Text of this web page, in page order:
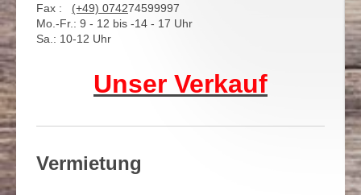
Fax : (+49) 074274599997
Mo.-Fr.: 9 - 12 bis -14 - 17 Uhr
Sa.: 10-12 Uhr
Unser Verkauf
Vermietung